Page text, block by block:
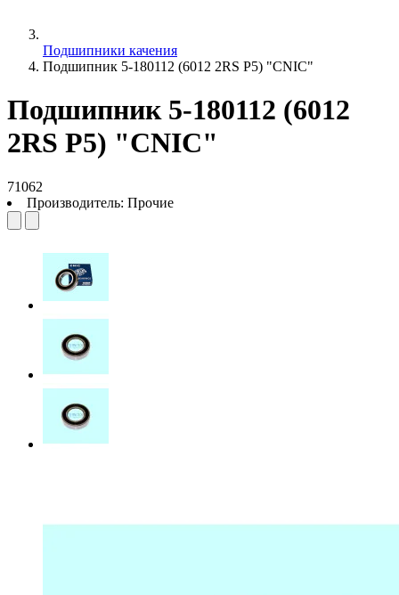
Подшипники качения
Подшипник 5-180112 (6012 2RS P5) "CNIC"
Подшипник 5-180112 (6012
2RS P5) "CNIC"
71062
Производитель: Прочие